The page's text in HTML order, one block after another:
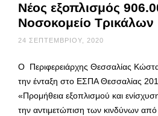
Νέος εξοπλισμός
Νοσοκομείο Τρικάλων
24 ΣΕΠΤΕΜΒΡΊΟΥ, 2020
Ο Περιφερειάρχης Θεσσαλίας
την ένταξη στο ΕΣΠΑ Θεσσαλίας
«Προμήθεια εξοπλισμού και
την αντιμετώπιση των κινδύνων